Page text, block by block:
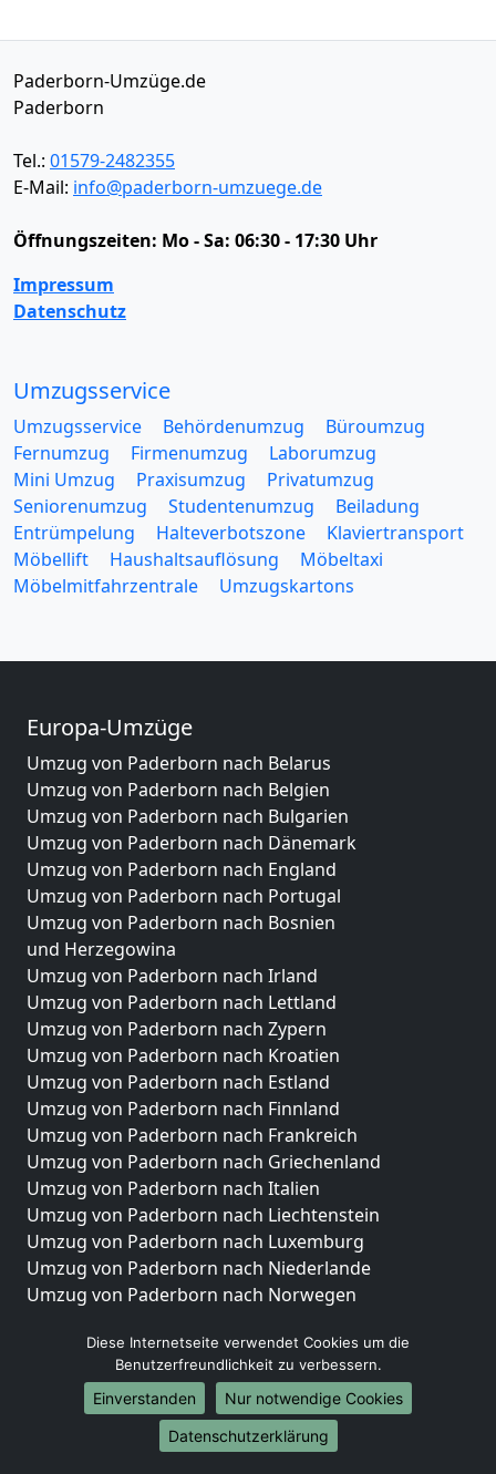
Paderborn-Umzüge.de
Paderborn
Tel.: 01579-2482355
E-Mail: info@paderborn-umzuege.de
Öffnungszeiten: Mo - Sa: 06:30 - 17:30 Uhr
Impressum
Datenschutz
Umzugsservice
Umzugsservice Behördenumzug
Büroumzug
Fernumzug
Firmenumzug
Laborumzug
Mini Umzug
Praxisumzug
Privatumzug
Seniorenumzug
Studentenumzug
Beiladung
Entrümpelung
Halteverbotszone
Klaviertransport
Möbellift
Haushaltsauflösung
Möbeltaxi
Möbelmitfahrzentrale
Umzugskartons
Europa-Umzüge
Umzug von Paderborn nach Belarus
Umzug von Paderborn nach Belgien
Umzug von Paderborn nach Bulgarien
Umzug von Paderborn nach Dänemark
Umzug von Paderborn nach England
Umzug von Paderborn nach Portugal
Umzug von Paderborn nach Bosnien
und Herzegowina
Umzug von Paderborn nach Irland
Umzug von Paderborn nach Lettland
Umzug von Paderborn nach Zypern
Umzug von Paderborn nach Kroatien
Umzug von Paderborn nach Estland
Umzug von Paderborn nach Finnland
Umzug von Paderborn nach Frankreich
Umzug von Paderborn nach Griechenland
Umzug von Paderborn nach Italien
Umzug von Paderborn nach Liechtenstein
Umzug von Paderborn nach Luxemburg
Umzug von Paderborn nach Niederlande
Umzug von Paderborn nach Norwegen
Umzüge-Deutschlandweit
Umzug von Paderborn nach Berlin
Umzug von Paderborn nach Hamburg
Umzug von Paderborn nach München
Umzug von Paderborn nach Köln
Diese Internetseite verwendet Cookies um die
Benutzerfreundlichkeit zu verbessern.
Einverstanden
Nur notwendige Cookies
Datenschutzerklärung